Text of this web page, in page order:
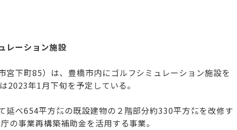
レーション施設
宮下町85）は、豊橋市内にゴルフシミュレーション施設を
2023年1月下旬を予定している。
延べ654平方㍍の既設建物の２階部分約330平方㍍を改修す
の事業再構築補助金を活用する事業。